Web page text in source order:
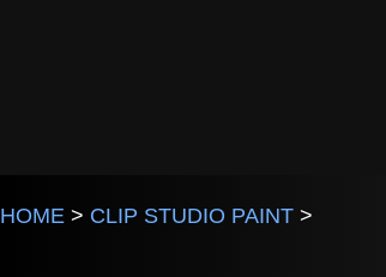
HOME > CLIP STUDIO PAINT >